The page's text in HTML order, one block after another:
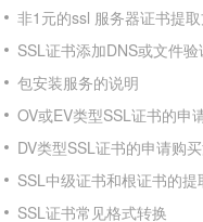
非1元的ssl 服务器证书提
SSL证书添加DNS或文件
包安装服务的说明
OV或EV类型SSL证书的申
DV类型SSL证书的申请购
SSL中级证书和根证书的提
SSL证书常见格式转换